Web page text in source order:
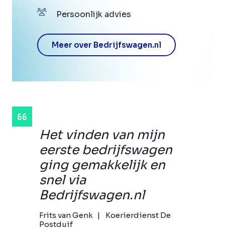
Het vinden van mijn
eerste bedrijfswagen
ging gemakkelijk en
snel via
Bedrijfswagen.nl
Frits van Genk
Koerierdienst De
Postduif
Persoonlijk advies
Meer over Bedrijfswagen.nl